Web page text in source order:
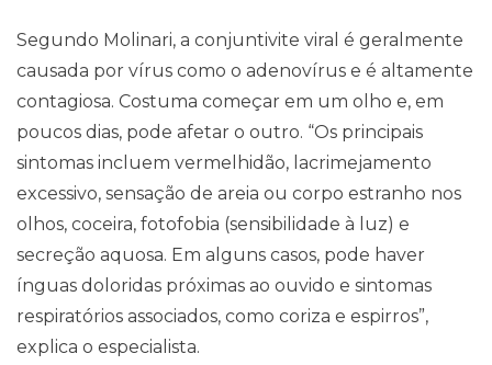
Segundo Molinari, a conjuntivite viral é geralmente
causada por vírus como o adenovírus e é altamente
contagiosa. Costuma começar em um olho e, em
poucos dias, pode afetar o outro. “Os principais
sintomas incluem vermelhidão, lacrimejamento
excessivo, sensação de areia ou corpo estranho nos
olhos, coceira, fotofobia (sensibilidade à luz) e
secreção aquosa. Em alguns casos, pode haver
ínguas doloridas próximas ao ouvido e sintomas
respiratórios associados, como coriza e espirros”,
explica o especialista.